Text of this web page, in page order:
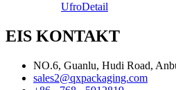
UfroDetail
EIS KONTAKT
NO.6, Guanlu, Hudi Road,
sales2@qxpackaging.com